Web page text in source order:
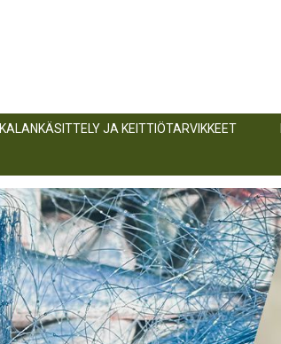
KALANKÄSITTELY JA KEITTIÖTARVIKKEET